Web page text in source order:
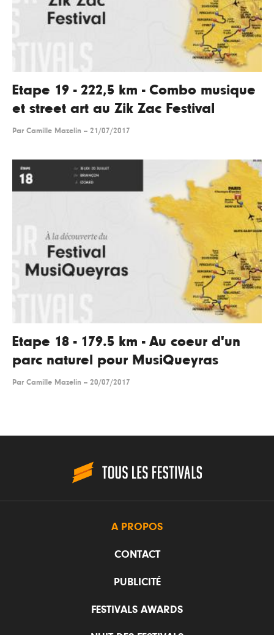
Etape 19 - 222,5 km - Combo musique
et street art au Zik Zac Festival
Par Camille Mazelin -- 21/07/2017
Etape 18 - 179.5 km - Au coeur d'un
parc naturel pour MusiQueyras
Par Camille Mazelin -- 20/07/2017
A PROPOS
CONTACT
PUBLICITÉ
FESTIVALS AWARDS